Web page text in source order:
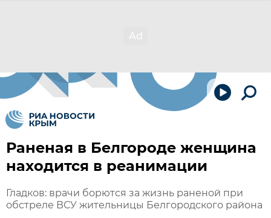
Раненая в Белгороде женщина
находится в реанимации
Гладков: врачи борются за жизнь раненой при
обстреле ВСУ жительницы Белгородского района